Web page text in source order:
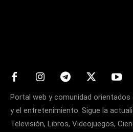
Portal web y comunidad
y el entretenimiento. Sigue la
Televisión, Libros, Videojuegos,